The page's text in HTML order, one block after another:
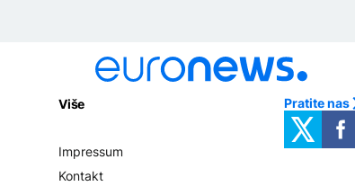
Više
Impressum
Kontakt
Pratite nas